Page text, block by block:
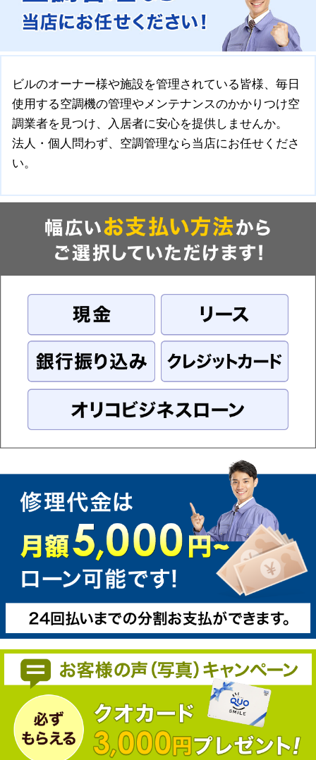
ビルのオーナー様や施設を管理されている皆様、毎日
使用する空調機の管理やメンテナンスのかかりつけ空
調業者を見つけ、入居者に安心を提供しませんか。
法人・個人問わず、空調管理なら当店にお任せくださ
い。